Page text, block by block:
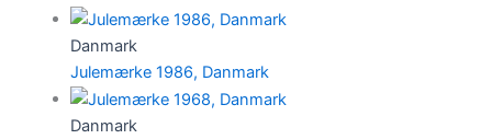
Danmark
Julemærke 1986, Danmark
Danmark